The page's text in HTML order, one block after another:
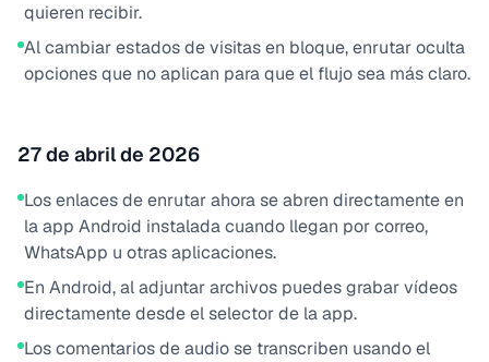
quieren recibir.
Al cambiar estados de visitas en bloque, enrutar oculta
opciones que no aplican para que el flujo sea más claro.
27 de abril de 2026
Los enlaces de enrutar ahora se abren directamente en
la app Android instalada cuando llegan por correo,
WhatsApp u otras aplicaciones.
En Android, al adjuntar archivos puedes grabar vídeos
directamente desde el selector de la app.
Los comentarios de audio se transcriben usando el